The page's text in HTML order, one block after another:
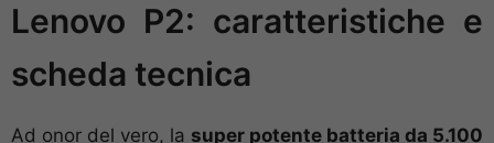
Lenovo P2: caratteristiche e
scheda tecnica
Ad onor del vero, la super potente batteria da 5.100